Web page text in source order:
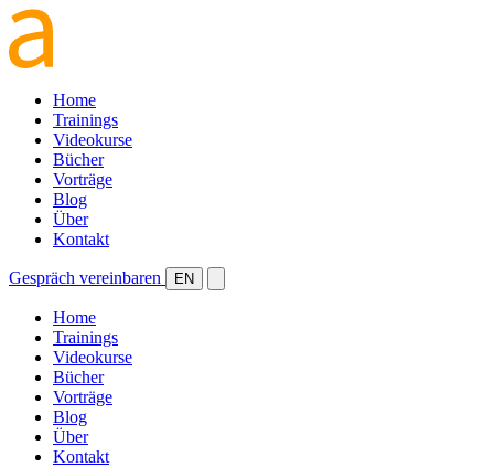
Home
Trainings
Videokurse
Bücher
Vorträge
Blog
Über
Kontakt
Gespräch vereinbaren EN
Home
Trainings
Videokurse
Bücher
Vorträge
Blog
Über
Kontakt